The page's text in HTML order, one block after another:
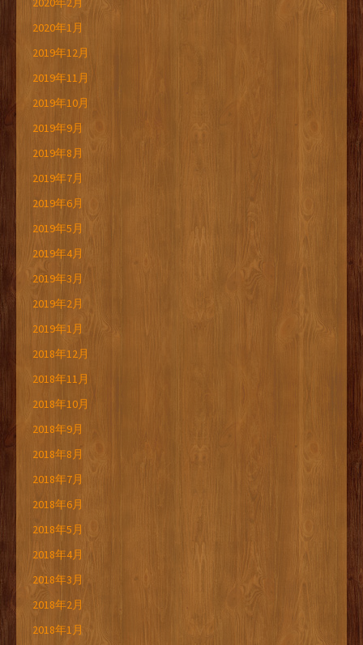
2020年1月
2019年12月
2019年11月
2019年10月
2019年9月
2019年8月
2019年7月
2019年6月
2019年5月
2019年4月
2019年3月
2019年2月
2019年1月
2018年12月
2018年11月
2018年10月
2018年9月
2018年8月
2018年7月
2018年6月
2018年5月
2018年4月
2018年3月
2018年2月
2018年1月